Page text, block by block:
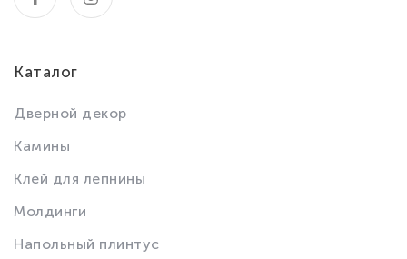
Каталог
Дверной декор
Камины
Клей для лепнины
Молдинги
Напольный плинтус